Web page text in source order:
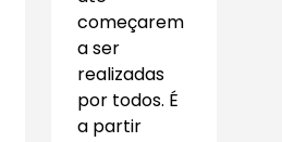
começarem
a ser
realizadas
por todos. É
a partir